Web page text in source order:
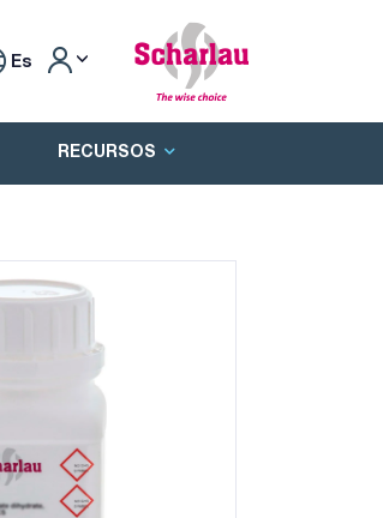
Es
RECURSOS